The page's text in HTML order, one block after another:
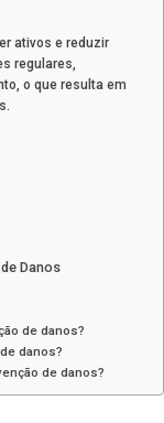
ativos e reduzir
regulares,
o que resulta em
Danos
de danos?
danos?
de danos?